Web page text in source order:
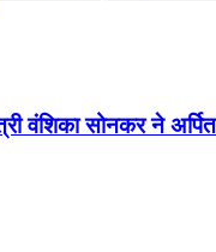
वंशिका सोनकर ने